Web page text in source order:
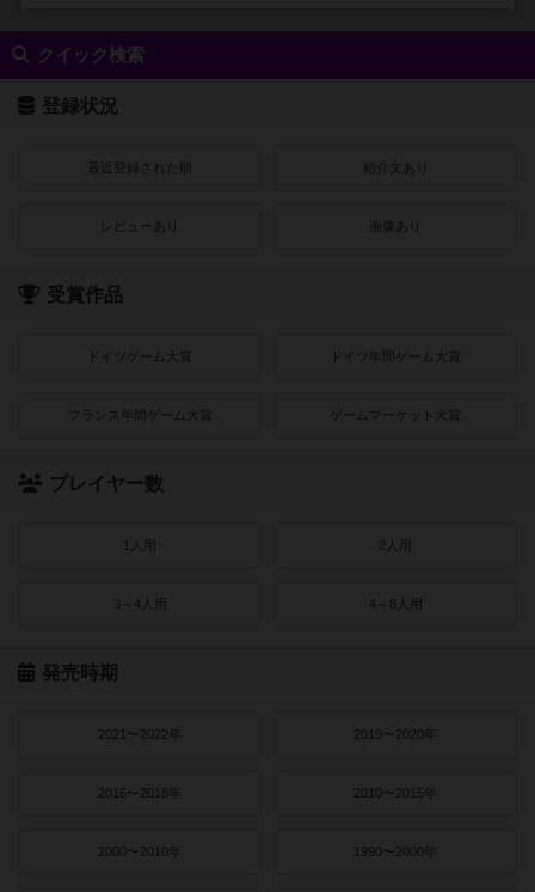
クイック検索
登録状況
最近登録された順 紹介文あり
レビューあり 画像あり
受賞作品
ドイツゲーム大賞 ドイツ年間ゲーム大賞
フランス年間ゲーム大賞 ゲームマーケット大賞
プレイヤー数
1人用 2人用
3～4人用 4～8人用
発売時期
2021〜2022年 2019〜2020年
2016〜2018年 2010〜2015年
2000〜2010年 1990〜2000年